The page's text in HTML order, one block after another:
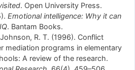
. Open University Press.
Emotional intelligence: Why it can
. Bantam Books.
R. T. (1996). Conflict
mediation programs in elementary
A review of the research.